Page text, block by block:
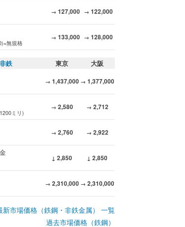
→ 127,000 → 122,000
無規格
→ 133,000 → 128,000
非鉄 東京
大阪
→ 1,437,000 → 1,377,000
ミリ)
→ 2,580 → 2,712
→ 2,760 → 2,922
↓ 2,850 ↓ 2,850
→ 2,310,000 → 2,310,000
新市場価格（鉄鋼・非鉄金属） 一覧
過去市場価格（鉄鋼）